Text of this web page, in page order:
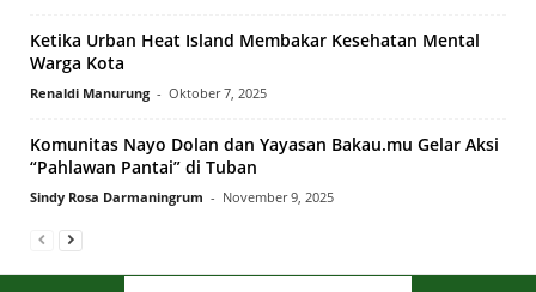
Ketika Urban Heat Island Membakar Kesehatan Mental
Warga Kota
Renaldi Manurung - Oktober 7, 2025
Komunitas Nayo Dolan dan Yayasan Bakau.mu Gelar Aksi
“Pahlawan Pantai” di Tuban
Sindy Rosa Darmaningrum - November 9, 2025